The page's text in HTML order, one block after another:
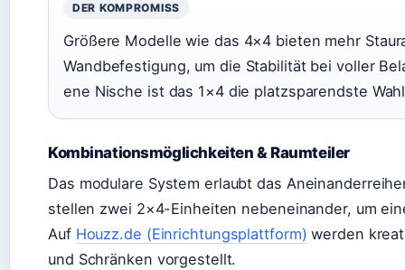
DER KOMPROMISS
Größere Modelle wie das 4×4 bieten mehr
Wandbefestigung, um die Stabilität bei voller
ene Nische ist das 1×4 die platzsparendste
Kombinationsmöglichkeiten & Raumteiler
Das modulare System erlaubt das
stellen zwei 2×4-Einheiten nebeneinander, um
Auf Houzz.de (Einrichtungsplattform) werden
und Schränken vorgestellt.